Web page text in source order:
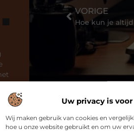
Uw privacy is
Wij maken gebruik van cookies en
hoe u onze website gebruikt en om uw
VORIGE